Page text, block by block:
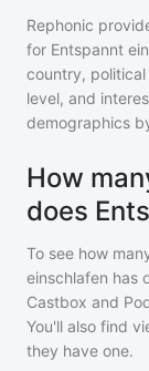
Rephonic
for Entspannt
country, political
level, and
demographics
How
does
To see how
einschlafen has
Castbox and
You'll also find
they have one.